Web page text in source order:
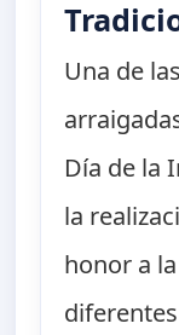
Una de
Día de la
la
honor a